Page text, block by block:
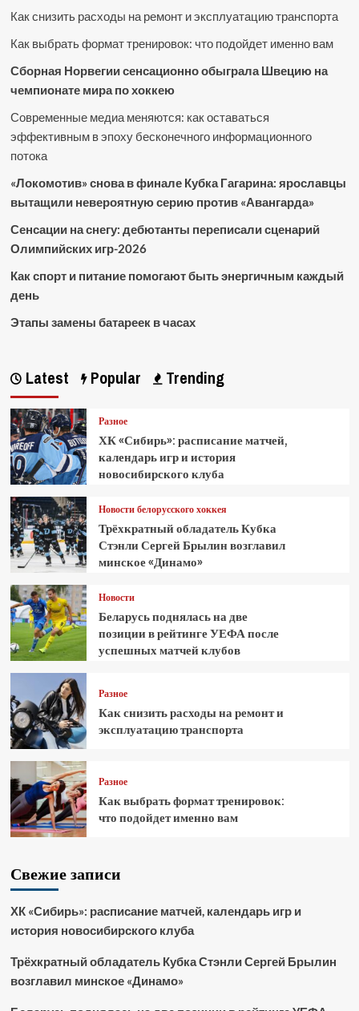
Как снизить расходы на ремонт и эксплуатацию транспорта
Как выбрать формат тренировок: что подойдет именно вам
Сборная Норвегии сенсационно обыграла Швецию на
чемпионате мира по хоккею
Современные медиа меняются: как оставаться
эффективным в эпоху бесконечного информационного
потока
«Локомотив» снова в финале Кубка Гагарина: ярославцы
вытащили невероятную серию против «Авангарда»
Сенсации на снегу: дебютанты переписали сценарий
Олимпийских игр-2026
Как спорт и питание помогают быть энергичным каждый
день
Этапы замены батареек в часах
Latest Popular Trending
Разное
ХК «Сибирь»: расписание матчей,
календарь игр и история
новосибирского клуба
Новости белорусского хоккея
Трёхкратный обладатель Кубка
Стэнли Сергей Брылин возглавил
минское «Динамо»
Новости
Беларусь поднялась на две
позиции в рейтинге УЕФА после
успешных матчей клубов
Разное
Как снизить расходы на ремонт и
эксплуатацию транспорта
Разное
Как выбрать формат тренировок:
что подойдет именно вам
Свежие записи
ХК «Сибирь»: расписание матчей, календарь игр и
история новосибирского клуба
Трёхкратный обладатель Кубка Стэнли Сергей Брылин
возглавил минское «Динамо»